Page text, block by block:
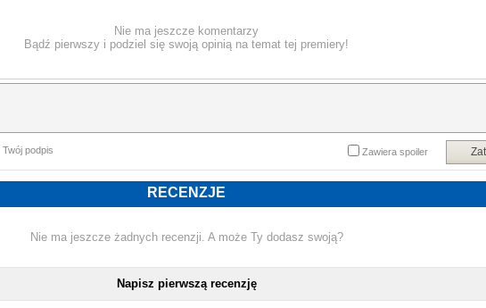
Nie ma jeszcze komentarzy
Bądź pierwszy i podziel się swoją opinią na temat tej premiery!
Twój podpis Zawiera spoiler
RECENZJE
Nie ma jeszcze żadnych recenzji. A może Ty dodasz swoją?
Napisz pierwszą recenzję